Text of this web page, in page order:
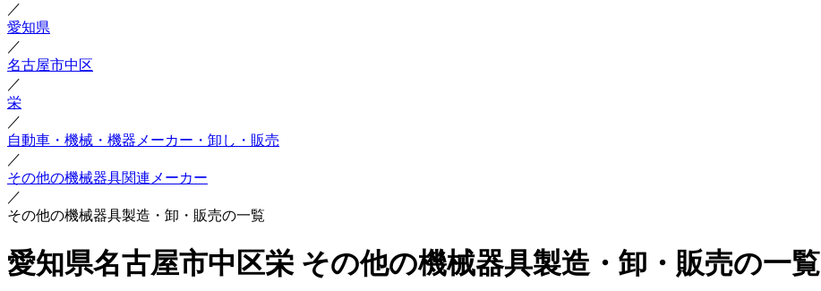
／
愛知県
／
名古屋市中区
／
栄
／
自動車・機械・機器メーカー・卸し・販売
／
その他の機械器具関連メーカー
／
その他の機械器具製造・卸・販売の一覧
愛知県名古屋市中区栄 その他の機械器具製造・卸・販売の一覧